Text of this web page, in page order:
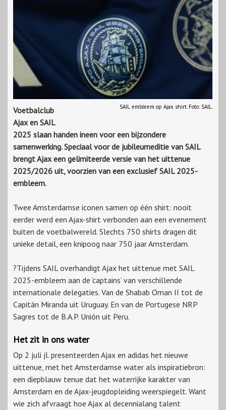
SAIL embleem op Ajax shirt. Foto: SAIL.
Voetbalclub
Ajax en SAIL
2025 slaan handen ineen voor een bijzondere
samenwerking. Speciaal voor de jubileumeditie van SAIL
brengt Ajax een gelimiteerde versie van het uittenue
2025/2026 uit, voorzien van een exclusief SAIL 2025-
embleem.
Twee Amsterdamse iconen samen op één shirt: nooit
eerder werd een Ajax-shirt verbonden aan een evenement
buiten de voetbalwereld. Slechts 750 shirts dragen dit
unieke detail, een knipoog naar 750 jaar Amsterdam.
?Tijdens SAIL overhandigt Ajax het uittenue met SAIL
2025-embleem aan de ‘captains’ van verschillende
internationale delegaties. Van de Shabab Oman II tot de
Capitán Miranda uit Uruguay. En van de Portugese NRP
Sagres tot de B.A.P. Unión uit Peru.
Het zit in ons water
Op 2 juli jl. presenteerden Ajax en adidas het nieuwe
uittenue, met het Amsterdamse water als inspiratiebron:
een diepblauw tenue dat het waterrijke karakter van
Amsterdam en de Ajax-jeugdopleiding weerspiegelt. Want
wie zich afvraagt hoe Ajax al decennialang talent